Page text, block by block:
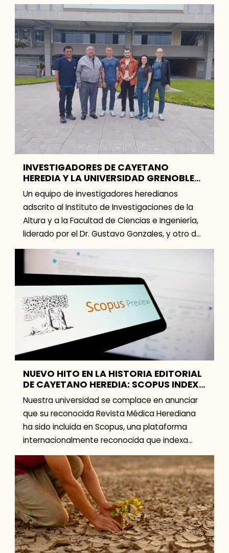
INVESTIGADORES DE CAYETANO
HEREDIA Y LA UNIVERSIDAD GRENOBLE
ALPES SE UNEN PARA REALIZAR
IMPORTANTE ESTUDIO SOBRE LA
ANEMIA
Un equipo de investigadores heredianos
adscrito al Instituto de Investigaciones de la
Altura y a la Facultad de Ciencias e Ingeniería,
liderado por el Dr. Gustavo Gonzales, y otro de
[…]
NUEVO HITO EN LA HISTORIA EDITORIAL
DE CAYETANO HEREDIA: SCOPUS INDEXA
A LA REVISTA MÉDICA HEREDIANA
Nuestra universidad se complace en anunciar
que su reconocida Revista Médica Herediana
ha sido incluida en Scopus, una plataforma
internacionalmente reconocida que indexa
revistas científicas de alto impacto en
diversas […]